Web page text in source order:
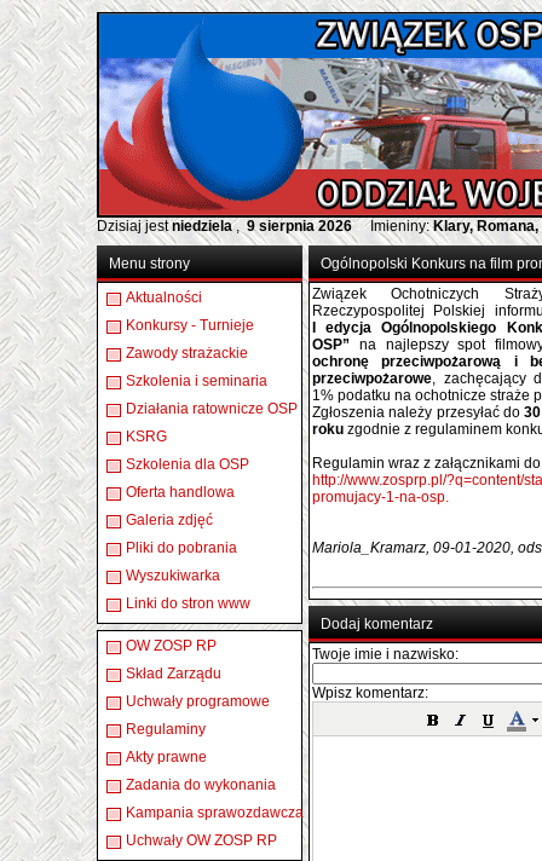
Dzisiaj jestniedziela, 9 sierpnia 2026 Imieniny:Klary,
Menu strony
Aktualności
Konkursy - Turnieje
Zawody strażackie
Szkolenia i seminaria
Działania ratownicze OSP
KSRG
Szkolenia dla OSP
Oferta handlowa
Galeria zdjęć
Pliki do pobrania
Wyszukiwarka
Linki do stron www
OW ZOSP RP
Skład Zarządu
Uchwały programowe
Regulaminy
Akty prawne
Zadania do wykonania
Kampania sprawozdawcza
Uchwały OW ZOSP RP
Ogólnopolski Konkurs na film
Związek Ochotniczych
Rzeczypospolitej Polskiej
I edycja Ogólnopolskiego
OSP” na najlepszy spot
ochronę przeciwpożarową i
przeciwpożarowe, zachęcający
1% podatku na ochotnicze straże
Zgłoszenia należy przesyłać do
roku zgodnie z regulaminem
Regulamin wraz z załącznikami
http://www.zosprp.pl/?q=content/
promujacy-1-na-osp.
Mariola_Kramarz, 09-01-2020,
Dodaj komentarz
Twoje imie i nazwisko:
Wpisz komentarz: